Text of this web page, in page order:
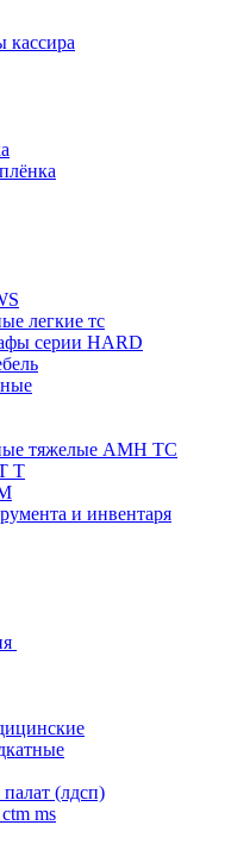
легкие тс
серии HARD
тяжелые AMH TC
T
и инвентаря
(лдсп)
ms